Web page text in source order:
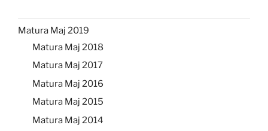
Matura Maj 2019
Matura Maj 2018
Matura Maj 2017
Matura Maj 2016
Matura Maj 2015
Matura Maj 2014